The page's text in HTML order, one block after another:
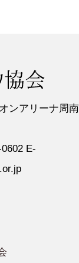
ンアリーナ周南
E-